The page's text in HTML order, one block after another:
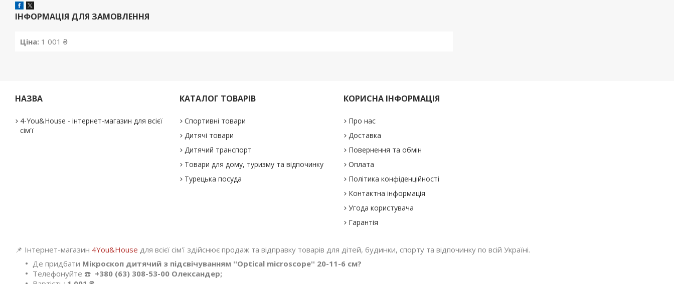
ІНФОРМАЦІЯ ДЛЯ ЗАМОВЛЕННЯ
Ціна: 1 001 ₴
НАЗВА
4-You&House - інтернет-магазин для всієї
сім'ї
КАТАЛОГ ТОВАРІВ
Спортивні товари
Дитячі товари
Дитячий транспорт
Товари для дому, туризму та відпочинку
Турецька посуда
КОРИСНА ІНФОРМАЦІЯ
Про нас
Доставка
Повернення та обмін
Оплата
Політика конфіденційності
Контактна інформація
Угода користувача
Гарантія
📌 Інтернет-магазин 4You&House для всієї сім'ї здійснює продаж та відправку товарів для дітей, будинки, спорту та відпочинку по всій Україні.
Де придбати Мікроскоп дитячий з підсвічуванням ''Optical microscope'' 20-11-6 см?
Телефонуйте ☎️ +380 (63) 308-53-00 Олександер;